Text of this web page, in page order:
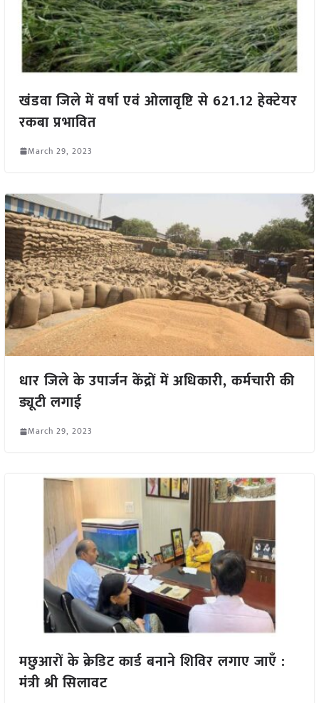
खंडवा जिले में वर्षा एवं ओलावृष्टि से 621.12 हेक्टेयर
रकबा प्रभावित
March 29, 2023
धार जिले के उपार्जन केंद्रों में अधिकारी, कर्मचारी की
ड्यूटी लगाई
March 29, 2023
मछुआरों के क्रेडिट कार्ड बनाने शिविर लगाए जाएँ :
मंत्री श्री सिलावट